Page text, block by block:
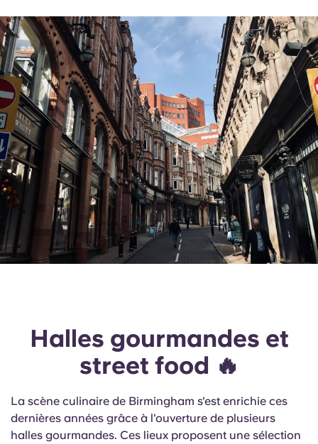
Halles gourmandes et
street food 🔥
La scène culinaire de Birmingham s'est enrichie ces
dernières années grâce à l'ouverture de plusieurs
halles gourmandes. Ces lieux proposent une sélection